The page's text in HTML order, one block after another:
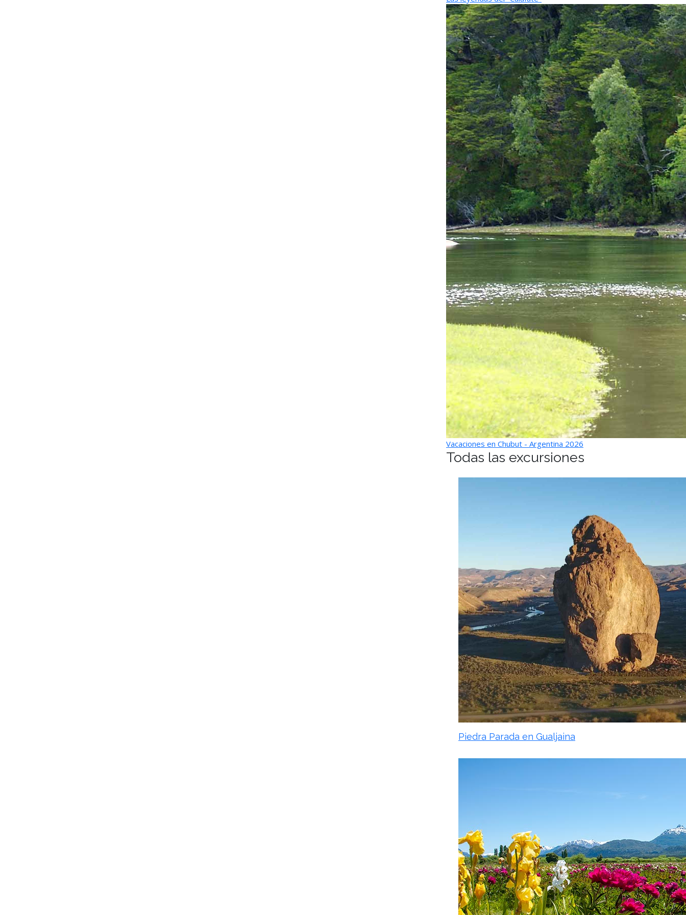
Vacaciones en Chubut - Argentina 2026
Todas las excursiones
Piedra Parada en Gualjaina